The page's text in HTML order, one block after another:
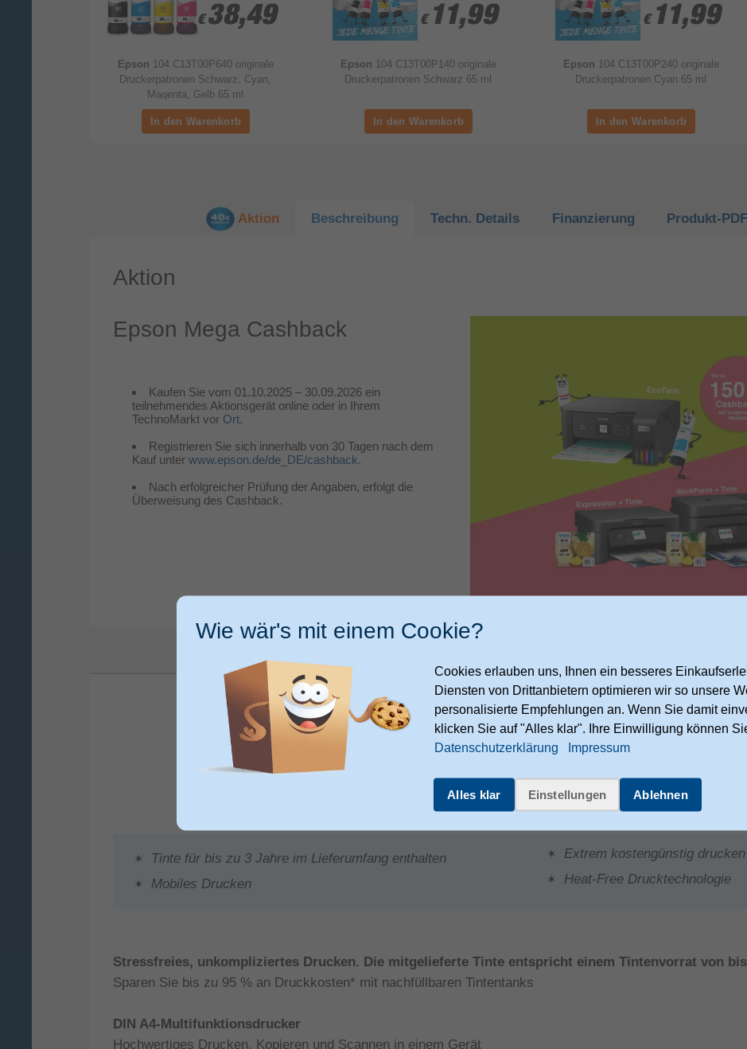
€ 38,49
€ 38,49
Epson 104 C13T00P640 originale
Druckerpatronen Schwarz, Cyan,
Magenta, Gelb 65 ml
€ 11,99
€ 11,99
Epson 104 C13T00P140 originale
Druckerpatronen Schwarz 65 ml
€ 11,99
€ 11,99
Epson 104 C13T00P240 originale
Druckerpatronen Cyan 65 ml
Aktion Beschreibung Techn. Details Finanzierung Produkt-PDF
Aktion
Epson Mega Cashback
Kaufen Sie vom 01.10.2025 – 30.09.2026 ein
teilnehmendes Aktionsgerät online oder in Ihrem
TechnoMarkt vor Ort.
Registrieren Sie sich innerhalb von 30 Tagen nach dem
Kauf unter www.epson.de/de_DE/cashback.
Nach erfolgreicher Prüfung der Angaben, erfolgt die
Überweisung des Cashback.
Tinte für bis zu 3 Jahre im Lieferumfang enthalten
Mobiles Drucken
Extrem kostengünstig drucken
Heat-Free Drucktechnologie
Stressfreies, unkompliziertes Drucken. Die mitgelieferte Tinte entspricht einem Tintenvorrat von
Sparen Sie bis zu 95 % an Druckkosten* mit nachfüllbaren Tintentanks
DIN A4-Multifunktionsdrucker
Hochwertiges Drucken, Kopieren und Scannen in einem Gerät
Wie wär's mit einem Cookie?
Cookies erlauben uns, Ihnen ein besseres
Diensten von Drittanbietern optimieren wir so unsere
personalisierte Empfehlungen an. Wenn Sie damit
klicken Sie auf "Alles klar". Ihre Einwilligung können
Datenschutzerklärung
Impressum
Alles klar Einstellungen Ablehnen